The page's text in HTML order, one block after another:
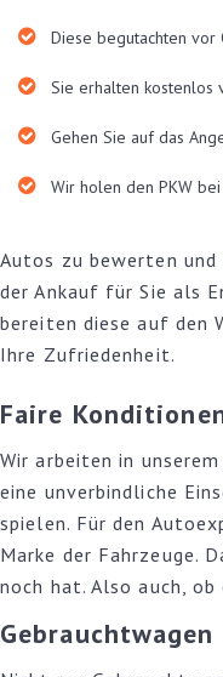
Diese begutachten
Sie erhalten kostenlos
Gehen Sie auf das
Wir holen den PKW
Autos zu bewerten
der Ankauf für Sie als
bereiten diese auf
Ihre Zufriedenheit.
Faire
Wir arbeiten in
eine unverbindliche
spielen. Für den
Marke der Fahrzeuge.
noch hat. Also auch,